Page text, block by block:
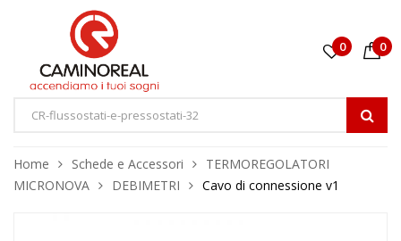
0 0
Home Schede e Accessori
TERMOREGOLATORI
MICRONOVA
DEBIMETRI Cavo di connessione v1